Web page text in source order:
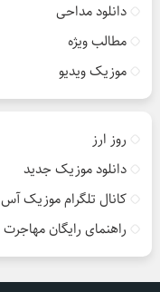
دانلود مداحی
مطالب ویژه
موزیک ویدیو
روز ارز
دانلود موزیک جدید
کانال تلگرام موزیک آس
راهنمای رایگان مهاجرت